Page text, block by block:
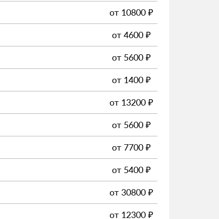
от 10800 ₽
от 4600 ₽
от 5600 ₽
от 1400 ₽
от 13200 ₽
от 5600 ₽
от 7700 ₽
от 5400 ₽
от 30800 ₽
от 12300 ₽